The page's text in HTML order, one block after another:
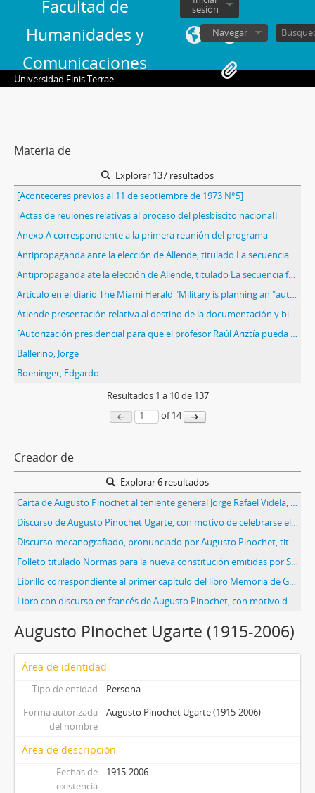
Facultad de
Humanidades y
Comunicaciones
sesión
Navegar
Universidad Finis Terrae
Materia de
Explorar 137 resultados
[Aconteceres previos al 11 de septiembre de 1973 N°5]
[Actas de reuiones relativas al proceso del plesbiscito nacional]
Anexo A correspondiente a la primera reunión del programa
Antipropaganda ante la elección de Allende, titulado La secuencia fatal de la postulación presidencial de Salvador Allende en el caso de su elección, por Unidad Patriótica
Antipropaganda ate la elección de Allende, titulado La secuencia fatal de la postulación presidencial de Salvador Allende en el caso de su elección, por Unidad Patriótica
Artículo en el diario The Miami Herald "Military is planning an "authoritarian" democracy for Chile"
Atiende presentación relativa al destino de la documentación y bienes muebles del Consejo de Estado
[Autorización presidencial para que el profesor Raúl Ariztía pueda obtener información sobre los debates efectuados dentro del Consejo de Estado]
Ballerino, Jorge
Boeninger, Edgardo
Resultados 1 a 10de 137
of 14
Creador de
Explorar 6 resultados
Carta de Augusto Pinochet al teniente general Jorge Rafael Videla, presidente de facto de la República Argentina
Discurso de Augusto Pinochet Ugarte, con motivo de celebrarse el "Día nacional del trabajo".
Discurso mecanografiado, pronunciado por Augusto Pinochet, titulado El general Pinochet habla al país: 11 de septiembre de 1976
Folleto titulado Normas para la nueva constitución emitidas por S. E. El Presidente de la República
Librillo correspondiente al primer capítulo del libro Memoria de Gobierno 1973-1990, titulado El camino institucional, por Augusto Pinochet Ugarte
Libro con discurso en francés de Augusto Pinochet, con motivo de la conmemoración del tercer aniversario del Gobierno, titulado Discours de M. le Président de la République du Chilí, Général Augusto Pinochet Ugarte, à l'occasion du Troisième Anniversaire de son Gouvernement
Augusto Pinochet Ugarte (1915-2006)
Área de identidad
Tipo de entidad
Persona
Forma autorizada
del nombre
Augusto Pinochet Ugarte (1915-2006)
Área de descripción
Fechas de
existencia
1915-2006